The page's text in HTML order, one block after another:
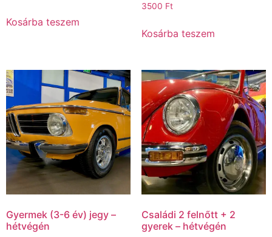
Kosárba teszem
3500 Ft
Kosárba teszem
Gyermek (3-6 év) jegy –
hétvégén
Családi 2 felnőtt + 2
gyerek – hétvégén